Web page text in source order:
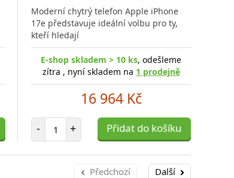
porovnáníModerní chytrý telefon Apple iPhone
17e představuje ideální volbu pro ty,
kteří hledají
E-shop skladem > 10 ks, odešleme
zítra , nyní skladem na 1 prodejně
16 964 Kč
- Počet položek
+ Přidat do košíku
Předchozí Další